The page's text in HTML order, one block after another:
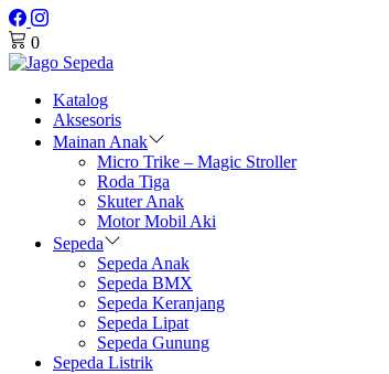
0
Katalog
Aksesoris
Mainan Anak
Micro Trike – Magic Stroller
Roda Tiga
Skuter Anak
Motor Mobil Aki
Sepeda
Sepeda Anak
Sepeda BMX
Sepeda Keranjang
Sepeda Lipat
Sepeda Gunung
Sepeda Listrik